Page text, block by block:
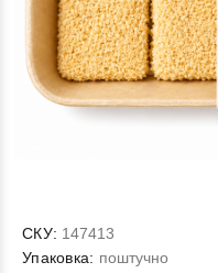
СКУ: 147413
Упаковка: поштучно